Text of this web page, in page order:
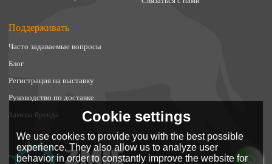
Поддерживать
Часто задаваемые вопросы
Блог
Регистрация на выставку
Руководство по доставке
Замена бренда
Cookie settings
We use cookies to provide you with the best possible
experience. They also allow us to analyze user
behavior in order to constantly improve the website for